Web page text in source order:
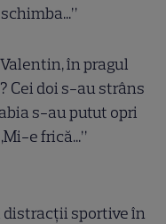
în pragul
Cei doi s-au strâns
s-au putut opri
e frică...”
distracții sportive în